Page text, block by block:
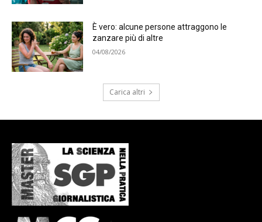
È vero: alcune persone attraggono le
zanzare più di altre
04/08/2026
Carica altri